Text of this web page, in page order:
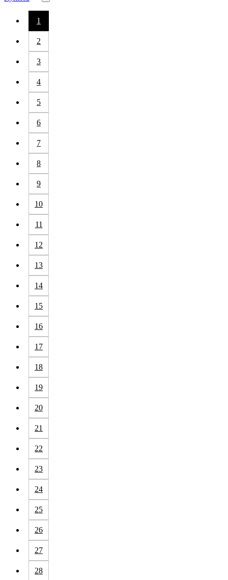
1
2
3
4
5
6
7
8
9
10
11
12
13
14
15
16
17
18
19
20
21
22
23
24
25
26
27
28